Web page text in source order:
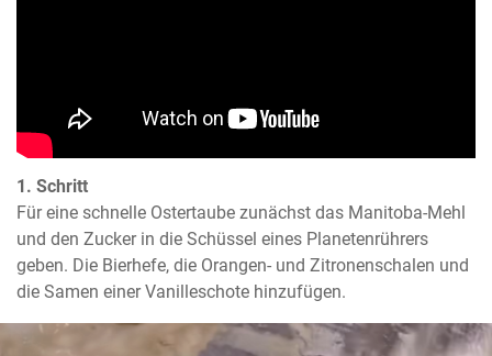
1. Schritt
Für eine schnelle Ostertaube zunächst das Manitoba-Mehl
und den Zucker in die Schüssel eines Planetenrührers
geben. Die Bierhefe, die Orangen- und Zitronenschalen und
die Samen einer Vanilleschote hinzufügen.